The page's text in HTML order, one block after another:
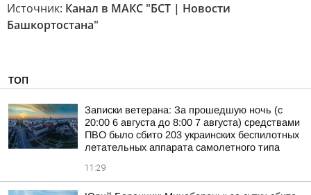
Источник: Канал в МАКС "БСТ | Новости
Башкортостана"
ТОП
Записки ветерана: За прошедшую ночь (с
20:00 6 августа до 8:00 7 августа) средствами
ПВО было сбито 203 украинских беспилотных
летательных аппарата самолетного типа
11:29